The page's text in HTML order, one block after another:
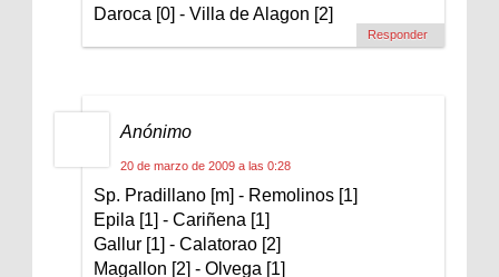
Daroca [0] - Villa de Alagon [2]
Responder
Anónimo
20 de marzo de 2009 a las 0:28
Sp. Pradillano [m] - Remolinos [1]
Epila [1] - Cariñena [1]
Gallur [1] - Calatorao [2]
Magallon [2] - Olvega [1]